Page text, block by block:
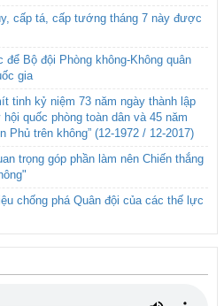
cấp tá, cấp tướng tháng 7 này được
Bộ đội Phòng không-Không quân
gia
tinh kỷ niệm 73 năm ngày thành lập
quốc phòng toàn dân và 45 năm
Phủ trên không” (12-1972 / 12-2017)
trọng góp phần làm nên Chiến thắng
chống phá Quân đội của các thế lực